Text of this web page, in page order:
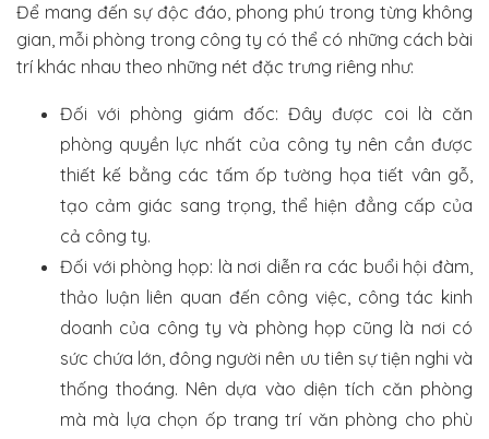
Để mang đến sự độc đáo, phong phú trong từng không
gian, mỗi phòng trong công ty có thể có những cách bài
trí khác nhau theo những nét đặc trưng riêng như:
Đối với phòng giám đốc: Đây được coi là căn
phòng quyền lực nhất của công ty nên cần được
thiết kế bằng các tấm ốp tường họa tiết vân gỗ,
tạo cảm giác sang trọng, thể hiện đẳng cấp của
cả công ty.
Đối với phòng họp: là nơi diễn ra các buổi hội đàm,
thảo luận liên quan đến công việc, công tác kinh
doanh của công ty và phòng họp cũng là nơi có
sức chứa lớn, đông người nên ưu tiên sự tiện nghi và
thống thoáng. Nên dựa vào diện tích căn phòng
mà mà lựa chọn ốp trang trí văn phòng cho phù